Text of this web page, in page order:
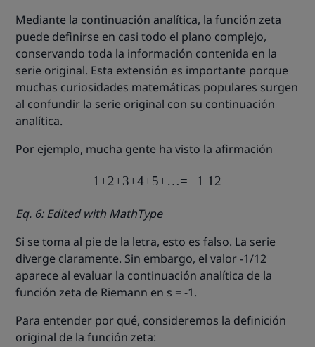
Mediante la continuación analítica, la función zeta
puede definirse en casi todo el plano complejo,
conservando toda la información contenida en la
serie original. Esta extensión es importante porque
muchas curiosidades matemáticas populares surgen
al confundir la serie original con su continuación
analítica.
Por ejemplo, mucha gente ha visto la afirmación
1 +2+3+4+5+…=− 1 12
Eq. 6: Edited with MathType
Si se toma al pie de la letra, esto es falso. La serie
diverge claramente. Sin embargo, el valor -1/12
aparece al evaluar la continuación analítica de la
función zeta de Riemann en s = -1.
Para entender por qué, consideremos la definición
original de la función zeta: